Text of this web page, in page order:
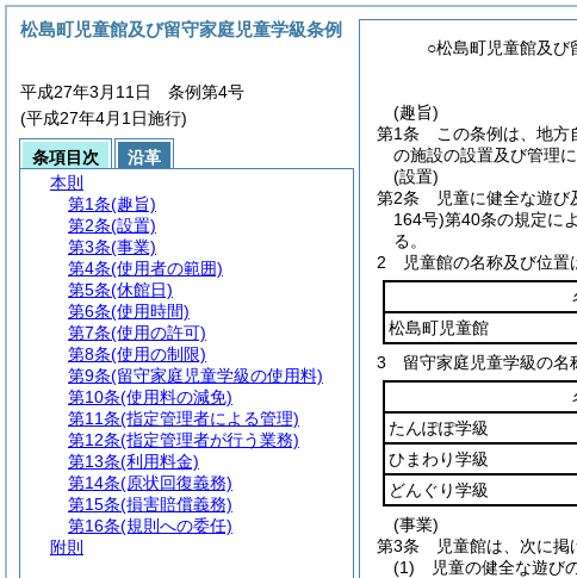
○松島町児童館及び
(趣旨)
第1条
この条例は、地方
の施設の設置及び管理
(設置)
第2条
児童に健全な遊
164号)第40条の規定に
る。
2
児童館の名称及び位置
松島町児童館
3
留守家庭児童学級の名
たんぽぽ学級
ひまわり学級
どんぐり学級
(事業)
第3条
児童館は、次に掲
(1)
児童の健全な遊び
松島町児童館及び留守家庭児童学級条例
平成27年3月11日 条例第4号
(平成27年4月1日施行)
条項目次
沿革
本則
第1条(趣旨)
第2条(設置)
第3条(事業)
第4条(使用者の範囲)
第5条(休館日)
第6条(使用時間)
第7条(使用の許可)
第8条(使用の制限)
第9条(留守家庭児童学級の使用料)
第10条(使用料の減免)
第11条(指定管理者による管理)
第12条(指定管理者が行う業務)
第13条(利用料金)
第14条(原状回復義務)
第15条(損害賠償義務)
第16条(規則への委任)
附則